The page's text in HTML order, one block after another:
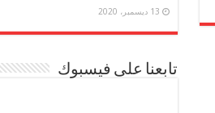
13 ديسمبر، 2020
تابعنا على فيسبوك